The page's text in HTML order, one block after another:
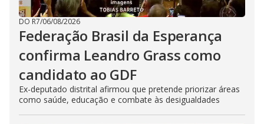
DO R7/06/08/2026
Federação Brasil da Esperança
confirma Leandro Grass como
candidato ao GDF
Ex-deputado distrital afirmou que pretende priorizar áreas
como saúde, educação e combate às desigualdades